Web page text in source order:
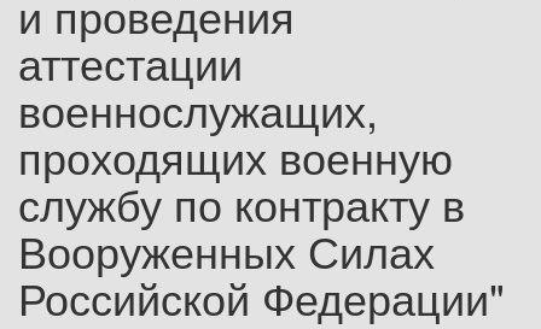
и проведения
аттестации
военнослужащих,
проходящих военную
службу по контракту в
Вооруженных Силах
Российской Федерации"